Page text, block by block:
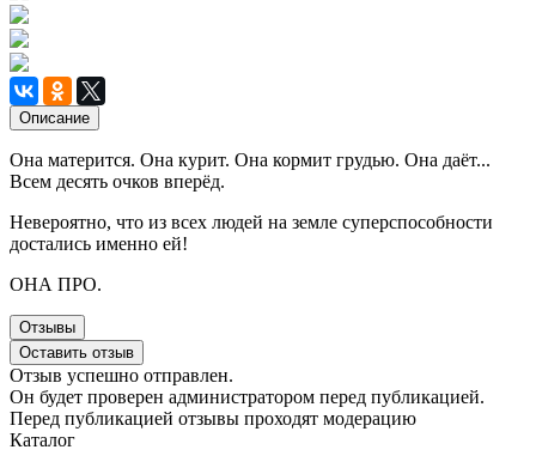
Описание
Она матерится. Она курит. Она кормит грудью. Она даёт...
Всем десять очков вперёд.
Невероятно, что из всех людей на земле суперспособности
достались именно ей!
ОНА ПРО.
Отзывы
Оставить отзыв
Отзыв успешно отправлен.
Он будет проверен администратором перед публикацией.
Перед публикацией отзывы проходят модерацию
Каталог